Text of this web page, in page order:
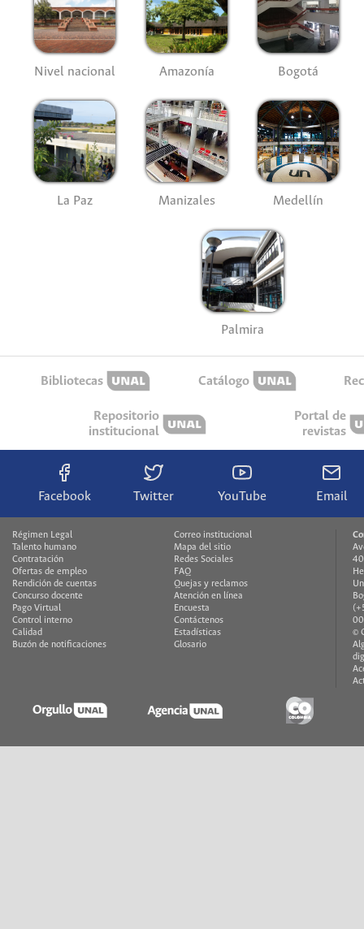
Nivel nacional Amazonía Bogotá
La Paz Manizales Medellín
Palmira
Bibliotecas Catálogo
Repositorio
institucional
Portal de
revistas
Facebook Twitter YouTube Email
Régimen Legal
Talento humano
Contratación
Ofertas de empleo
Rendición de cuentas
Concurso docente
Pago Virtual
Control interno
Calidad
Buzón de notificaciones
Correo institucional
Mapa del sitio
Redes Sociales
FAQ
Quejas y reclamos
Atención en línea
Encuesta
Contáctenos
Estadísticas
Glosario
©